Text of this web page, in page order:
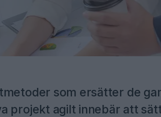
som ersätter de
projekt agilt innebär att